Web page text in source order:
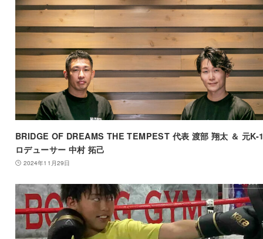
BRIDGE OF DREAMS THE TEMPEST 代表 渡部 翔太 ＆ 元K-
ロデューサー 中村 拓己
2024年11月29日